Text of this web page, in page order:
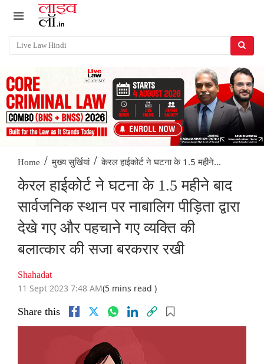
Home / मुख्य सुर्खियां / केरल हाईकोर्ट ने घटना के 1.5 महीने...
केरल हाईकोर्ट ने घटना के 1.5 महीने बाद
सार्वजनिक स्थान पर नाबालिग पीड़िता द्वारा
देखे गए और पहचाने गए व्यक्ति की
बलात्कार की सजा बरकरार रखी
Shahadat
11 Sept 2023 7:48 AM(5 mins read )
Share this